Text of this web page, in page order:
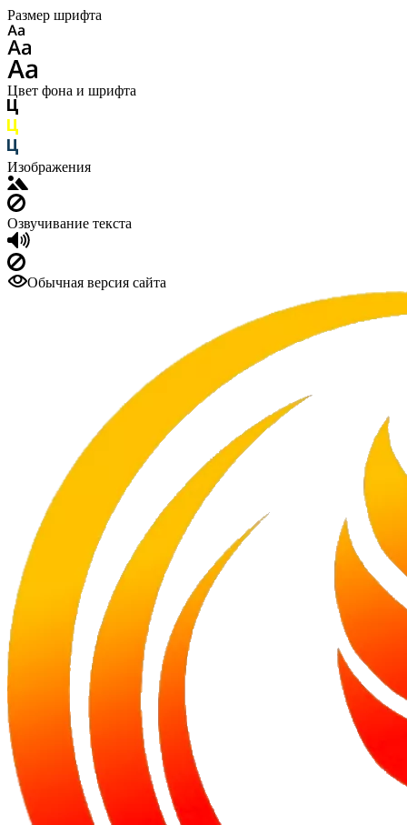
Размер шрифта
Цвет фона и шрифта
Изображения
Озвучивание текста
Обычная версия сайта